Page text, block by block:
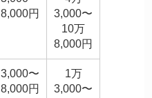
8,000円
3,000〜
10万
8,000円
3,000〜
8,000円
1万
3,000〜